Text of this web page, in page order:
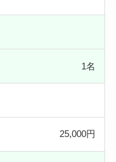
1名
25,000円